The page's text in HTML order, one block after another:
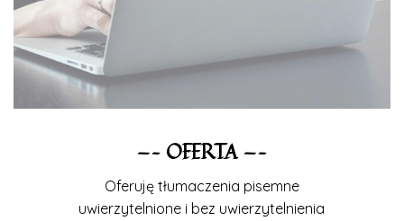
—– OFERTA —–
Oferuję tłumaczenia pisemne
uwierzytelnione i bez uwierzytelnienia